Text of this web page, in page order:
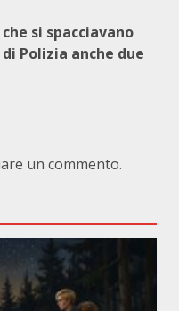
si spacciavano
Polizia anche due
un commento.